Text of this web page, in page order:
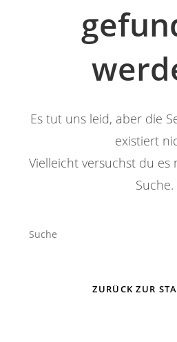
Es tut uns leid, aber die
existiert
Vielleicht versuchst du
Suche.
Search
ZURÜCK ZUR